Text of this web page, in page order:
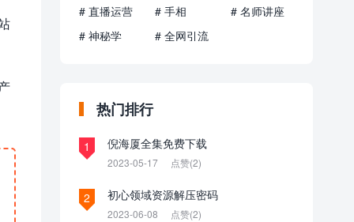
# 直播运营
# 手相
# 名师讲座
# 神秘学
# 全网引流
热门排行
1 倪海厦全集免费下载
2023-05-17 点赞(2)
2 初心领域资源解压密码
2023-06-08 点赞(2)